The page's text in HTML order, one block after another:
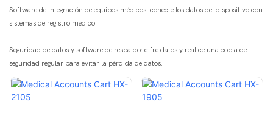
Software de integración de equipos médicos: conecte los datos del dispositivo con
sistemas de registro médico. ​
Seguridad de datos y software de respaldo: cifre datos y realice una copia de
seguridad regular para evitar la pérdida de datos.